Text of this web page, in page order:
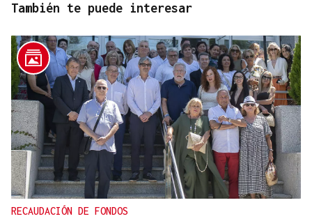
También te puede interesar
RECAUDACIÓN DE FONDOS